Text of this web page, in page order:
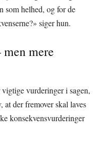
som helhed, og for de
siger hun.
mere
vurderinger i sagen,
der fremover skal laves
konsekvensvurderinger